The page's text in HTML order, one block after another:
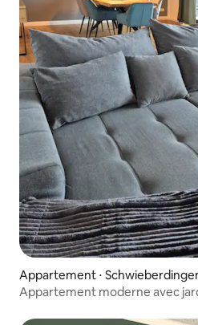
Appartement ⋅
Appartement moderne avec